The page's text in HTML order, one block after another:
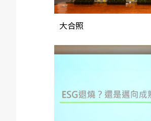
大合照